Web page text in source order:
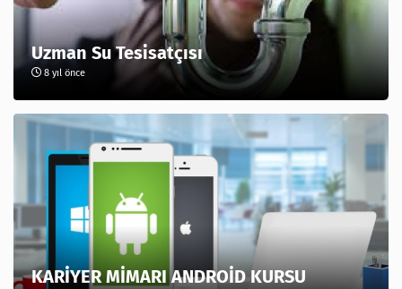
Uzman Su Tesisatçısı
8 yıl önce
KARİYER MİMARI ANDROİD KURSU